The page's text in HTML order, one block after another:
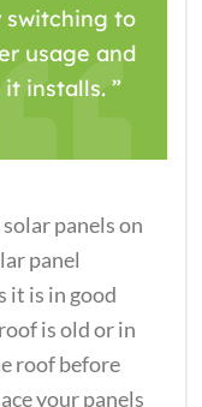
switching to
usage and
installs. ”
panels on
panel
it is in good
is old or in
roof before
your panels